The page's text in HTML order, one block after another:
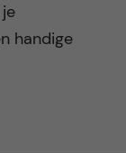
handige